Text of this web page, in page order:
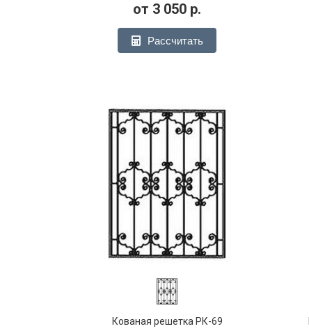
от 3 050 р.
Рассчитать
Кованая решетка РК-69